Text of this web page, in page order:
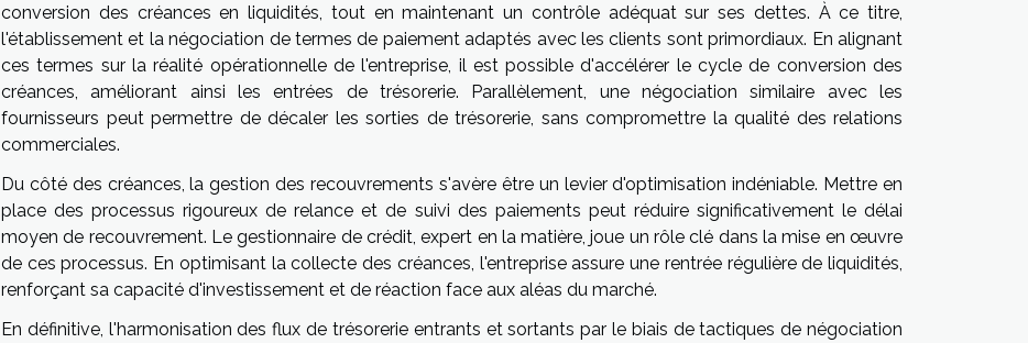
conversion des créances en liquidités, tout en maintenant un contrôle adéquat sur ses dettes. À ce titre,
l'établissement et la négociation de termes de paiement adaptés avec les clients sont primordiaux. En alignant
ces termes sur la réalité opérationnelle de l'entreprise, il est possible d'accélérer le cycle de conversion des
créances, améliorant ainsi les entrées de trésorerie. Parallèlement, une négociation similaire avec les
fournisseurs peut permettre de décaler les sorties de trésorerie, sans compromettre la qualité des relations
commerciales.
Du côté des créances, la gestion des recouvrements s'avère être un levier d'optimisation indéniable. Mettre en
place des processus rigoureux de relance et de suivi des paiements peut réduire significativement le délai
moyen de recouvrement. Le gestionnaire de crédit, expert en la matière, joue un rôle clé dans la mise en œuvre
de ces processus. En optimisant la collecte des créances, l'entreprise assure une rentrée régulière de liquidités,
renforçant sa capacité d'investissement et de réaction face aux aléas du marché.
En définitive, l'harmonisation des flux de trésorerie entrants et sortants par le biais de tactiques de négociation